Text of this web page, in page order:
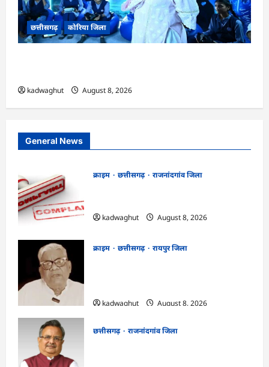
छत्तीसगढ़ कोरिया जिला
kadwaghut August 8, 2026
General News
क्राइम छत्तीसगढ़
राजनांदगांव जिला
kadwaghut
August 8, 2026
क्राइम छत्तीसगढ़
रायपुर जिला
kadwaghut
August 8, 2026
छत्तीसगढ़
राजनांदगांव जिला